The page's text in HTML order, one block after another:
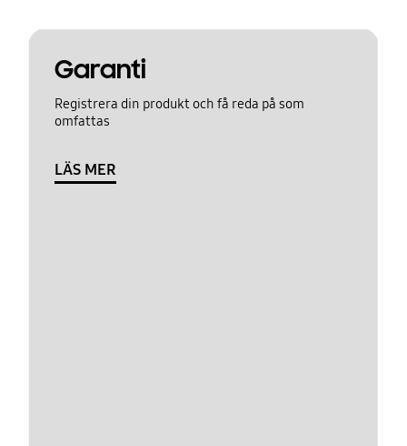
Garanti
Registrera din produkt och få reda på som
omfattas
LÄS MER